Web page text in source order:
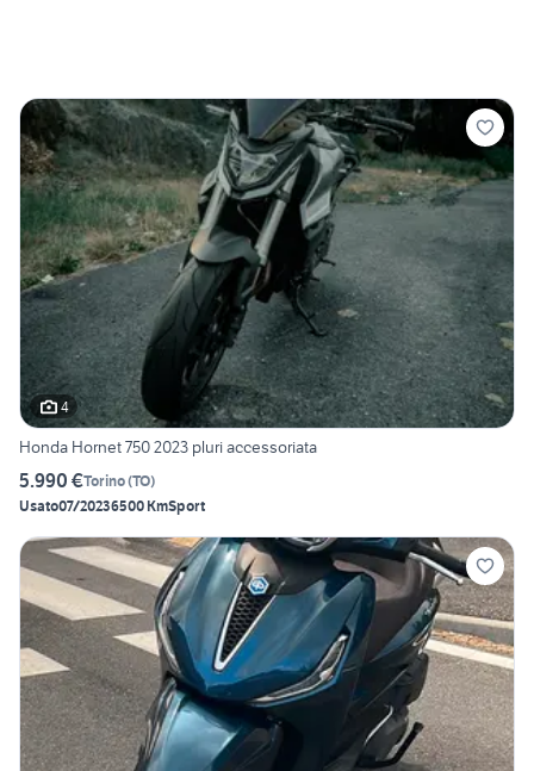
4
Honda Hornet 750 2023 pluri accessoriata
5.990 €Torino(TO)
Usato07/20236500 KmSport